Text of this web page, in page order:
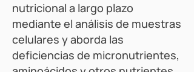
nutricional a largo plazo
mediante el análisis de muestras
celulares y aborda las
deficiencias de micronutrientes,